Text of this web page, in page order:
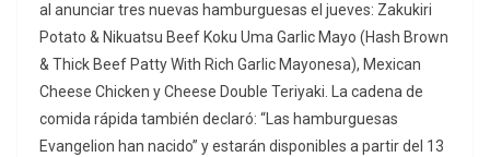
al anunciar tres nuevas hamburguesas el jueves: Zakukiri
Potato & Nikuatsu Beef Koku Uma Garlic Mayo (Hash Brown
& Thick Beef Patty With Rich Garlic Mayonesa), Mexican
Cheese Chicken y Cheese Double Teriyaki. La cadena de
comida rápida también declaró: “Las hamburguesas
Evangelion han nacido” y estarán disponibles a partir del 13